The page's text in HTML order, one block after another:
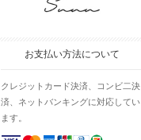
お支払い方法について
クレジットカード決済、コンビ二決
済、ネットバンキングに対応してい
ます。